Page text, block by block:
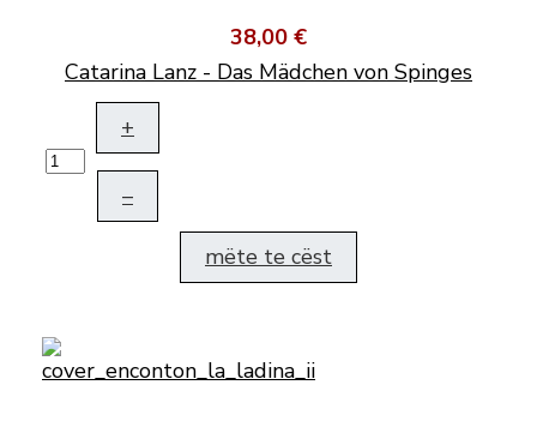
38,00 €
Catarina Lanz - Das Mädchen von Spinges
+
–
mëte te cëst